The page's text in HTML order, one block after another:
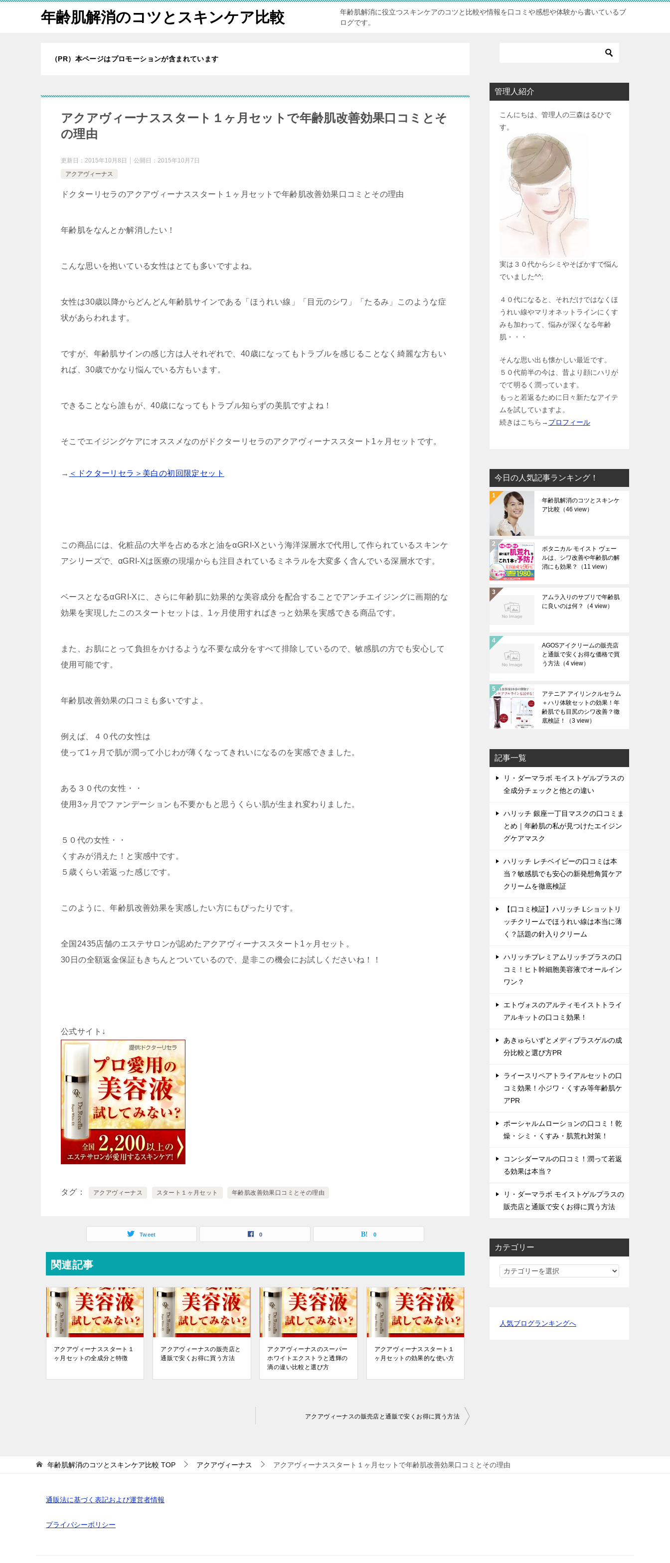
年齢肌解消のコツとスキンケア比較
年齢肌解消に役立つスキンケアのコツと比較や情報を口コミや感想や体験から書いているブ
ログです。
（PR）本ページはプロモーションが含まれています
アクアヴィーナススタート１ヶ月セットで年齢肌改善効果口コミとそ
の理由
更新日： 2015年10月8日 公開日： 2015年10月7日
アクアヴィーナス
ドクターリセラのアクアヴィーナススタート１ヶ月セットで年齢肌改善効果口コミとその理由
年齢肌をなんとか解消したい！
こんな思いを抱いている女性はとても多いですよね。
女性は30歳以降からどんどん年齢肌サインである「ほうれい線」「目元のシワ」「たるみ」このような症
状があらわれます。
ですが、年齢肌サインの感じ方は人それぞれで、40歳になってもトラブルを感じることなく綺麗な方もい
れば、30歳でかなり悩んでいる方もいます。
できることなら誰もが、40歳になってもトラブル知らずの美肌ですよね！
そこでエイジングケアにオススメなのがドクターリセラのアクアヴィーナススタート1ヶ月セットです。
→ ＜ドクターリセラ＞美白の初回限定セット
この商品には、化粧品の大半を占める水と油をαGRI-Xという海洋深層水で代用して作られているスキンケ
アシリーズで、αGRI-Xは医療の現場からも注目されているミネラルを大変多く含んでいる深層水です。
ベースとなるαGRI-Xに、さらに年齢肌に効果的な美容成分を配合することでアンチエイジングに画期的な
効果を実現したこのスタートセットは、1ヶ月使用すればきっと効果を実感できる商品です。
また、お肌にとって負担をかけるような不要な成分をすべて排除しているので、敏感肌の方でも安心して
使用可能です。
年齢肌改善効果の口コミも多いですよ。
例えば、４０代の女性は
使って1ヶ月で肌が潤って小じわが薄くなってきれいになるのを実感できました。
ある３０代の女性・・
使用3ヶ月でファンデーションも不要かもと思うくらい肌が生まれ変わりました。
５０代の女性・・
くすみが消えた！と実感中です。
５歳くらい若返った感じです。
このように、年齢肌改善効果を実感したい方にもぴったりです。
全国2435店舗のエステサロンが認めたアクアヴィーナススタート1ヶ月セット。
30日の全額返金保証もきちんとついているので、是非この機会にお試しくださいね！！
公式サイト↓
タグ アクアヴィーナス スタート１ヶ月セット 年齢肌改善効果口コミとその理由
Tweet 0 0
関連記事
アクアヴィーナススタート１
ヶ月セットの全成分と特徴
アクアヴィーナスの販売店と
通販で安くお得に買う方法
アクアヴィーナスのスーパー
ホワイトエクストラと透輝の
滴の違い比較と選び方
アクアヴィーナススタート１
ヶ月セットの効果的な使い方
ビ
ー
ョ
アクアヴィーナスの販売店と通販で安くお得に買う方法
管理人紹介
こんにちは、管理人の三森はるひで
す。
実は３０代からシミやそばかすで悩ん
でいました^^;
４０代になると、それだけではなくほ
うれい線やマリオネットラインにくす
みも加わって、悩みが深くなる年齢
肌・・・
そんな思い出も懐かしい最近です。
５０代前半の今は、昔より顔にハリが
でて明るく潤っています。
もっと若返るために日々新たなアイテ
ムを試していますよ。
続きはこちら→ プロフィール
今日の人気記事ランキング！
年齢肌解消のコツとスキンケ
ア比較 （46 view）
ボタニカル モイスト ヴェー
ルは、シワ改善や年齢肌の解
消にも効果？
（11 view）
アムラ入りのサプリで年齢肌
に良いのは何？
（4 view）
AGOSアイクリームの販売店
と通販で安くお得な価格で買
う方法 （4 view）
アテニア アイリンクルセラム
＋ハリ体験セットの効果！年
齢肌でも目尻のシワ改善？徹
底検証！
（3 view）
記事一覧
リ・ダーマラボ モイストゲルプラスの
全成分チェックと他との違い
ハリッチ 銀座一丁目マスクの口コミま
とめ｜年齢肌の私が見つけたエイジン
グケアマスク
ハリッチ レチベイビーの口コミは本
当？敏感肌でも安心の新発想角質ケア
クリームを徹底検証
【口コミ検証】ハリッチ Lショットリ
ッチクリームでほうれい線は本当に薄
く？話題の針入りクリーム
ハリッチプレミアムリッチプラスの口
コミ！ヒト幹細胞美容液でオールイン
ワン？
エトヴォスのアルティモイストトライ
アルキットの口コミ効果！
あきゅらいずとメディプラスゲルの成
分比較と選び方PR
ライースリペアトライアルセットの口
コミ効果！小ジワ・くすみ等年齢肌ケ
アPR
ポーシャルムローションの口コミ！乾
燥・シミ・くすみ・肌荒れ対策！
コンシダーマルの口コミ！潤って若返
る効果は本当？
リ・ダーマラボ モイストゲルプラスの
販売店と通販で安くお得に買う方法
カテゴリー
カ
ー
人気ブログランキングへ
年齢肌解消のコツとスキンケア比較 TOP アクアヴィーナス アクアヴィーナススタート１ヶ月セットで年齢肌改善効果口コミとその理由
通販法に基づく表記および運営者情報
プライバシーポリシー